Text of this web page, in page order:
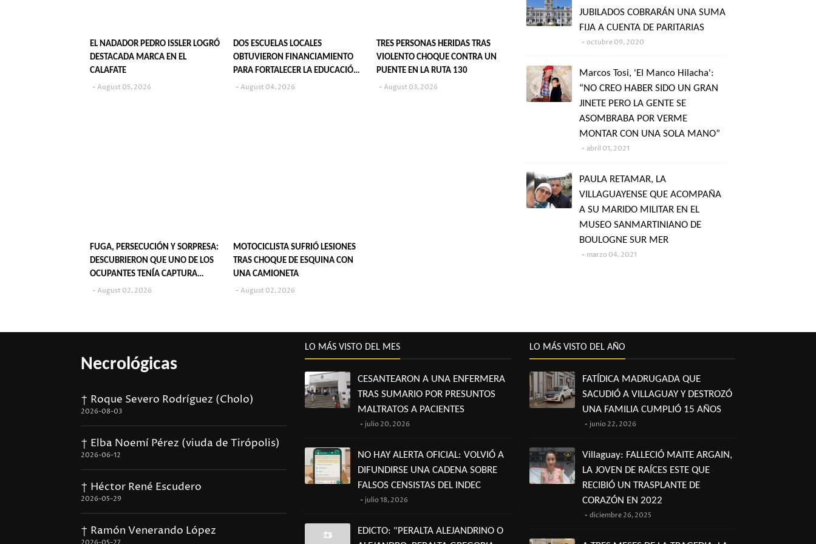
EL NADADOR PEDRO ISSLER LOGRÓ
DESTACADA MARCA EN EL
CALAFATE
August 05, 2026
DOS ESCUELAS LOCALES
OBTUVIERON FINANCIAMIENTO
PARA FORTALECER LA EDUCACIÓN
TÉCNICA
August 04, 2026
TRES PERSONAS HERIDAS TRAS
VIOLENTO CHOQUE CONTRA UN
PUENTE EN LA RUTA 130
August 03, 2026
FUGA, PERSECUCIÓN Y SORPRESA:
DESCUBRIERON QUE UNO DE LOS
OCUPANTES TENÍA CAPTURA
VIGENTE
August 02, 2026
MOTOCICLISTA SUFRIÓ LESIONES
TRAS CHOQUE DE ESQUINA CON
UNA CAMIONETA
August 02, 2026
JUBILADOS COBRARÁN UNA SUMA
FIJA A CUENTA DE PARITARIAS
octubre 09, 2020
Marcos Tosi, 'El Manco Hilacha':
“NO CREO HABER SIDO UN GRAN
JINETE PERO LA GENTE SE
ASOMBRABA POR VERME
MONTAR CON UNA SOLA MANO”
abril 01, 2021
PAULA RETAMAR, LA
VILLAGUAYENSE QUE ACOMPAÑA
A SU MARIDO MILITAR EN EL
MUSEO SANMARTINIANO DE
BOULOGNE SUR MER
marzo 04, 2021
Necrológicas
† Roque Severo Rodríguez (Cholo)
2026-08-03
† Elba Noemí Pérez (viuda de Tirópolis)
2026-06-12
† Héctor René Escudero
2026-05-29
† Ramón Venerando López
LO MÁS VISTO DEL MES
CESANTEARON A UNA ENFERMERA
TRAS SUMARIO POR PRESUNTOS
MALTRATOS A PACIENTES
julio 20, 2026
NO HAY ALERTA OFICIAL: VOLVIÓ A
DIFUNDIRSE UNA CADENA SOBRE
FALSOS CENSISTAS DEL INDEC
julio 18, 2026
EDICTO: "PERALTA ALEJANDRINO O
LO MÁS VISTO DEL AÑO
FATÍDICA MADRUGADA QUE
SACUDIÓ A VILLAGUAY Y DESTROZÓ
UNA FAMILIA CUMPLIÓ 15 AÑOS
junio 22, 2026
Villaguay: FALLECIÓ MAITE ARGAIN,
LA JOVEN DE RAÍCES ESTE QUE
RECIBIÓ UN TRASPLANTE DE
CORAZÓN EN 2022
diciembre 26, 2025